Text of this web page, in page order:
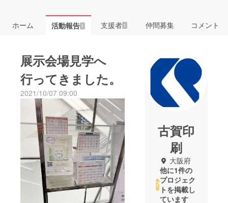
ホーム 活動報告1 支援者 1 仲間募集 コメント
展示会場見学へ
行ってきました。
2021/10/07 09:00
古賀印
刷
大阪府
他に1件の
プロジェク
トを掲載し
ています